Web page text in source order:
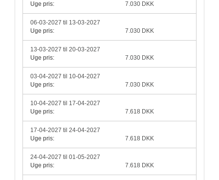
Uge pris:
7.030 DKK
06-03-2027 til 13-03-2027
Uge pris:
7.030 DKK
13-03-2027 til 20-03-2027
Uge pris:
7.030 DKK
03-04-2027 til 10-04-2027
Uge pris:
7.030 DKK
10-04-2027 til 17-04-2027
Uge pris:
7.618 DKK
17-04-2027 til 24-04-2027
Uge pris:
7.618 DKK
24-04-2027 til 01-05-2027
Uge pris:
7.618 DKK